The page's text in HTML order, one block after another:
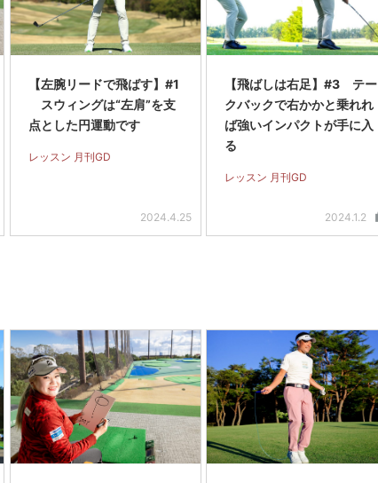
【左腕リードで飛ばす】#1
スウィングは“左肩”を支
点とした円運動です
レッスン 月刊GD
2024.4.25
【飛ばしは右足】#3 テー
クバックで右かかと乗れれ
ば強いインパクトが手に入
る
レッスン 月刊GD
2024.1.2